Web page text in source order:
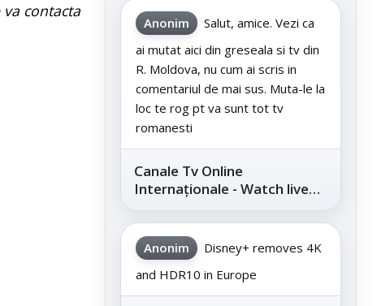
contacta
Anonim
Salut, amice. Vezi ca
ai mutat aici din greseala si tv din
R. Moldova, nu cum ai scris in
comentariul de mai sus. Muta-le la
loc te rog pt va sunt tot tv
romanesti
Canale Tv Online
Internaționale - Watch live
channels legally
Anonim
Disney+ removes 4K
and HDR10 in Europe